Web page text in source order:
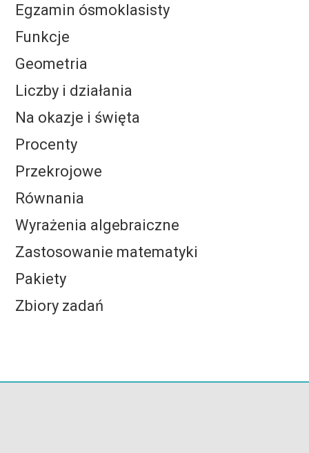
Egzamin ósmoklasisty
Funkcje
Geometria
Liczby i działania
Na okazje i święta
Procenty
Przekrojowe
Równania
Wyrażenia algebraiczne
Zastosowanie matematyki
Pakiety
Zbiory zadań